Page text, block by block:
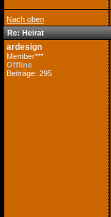
Nach oben
Re: Heirat
ardesign
Member***
Offline
Beiträge: 295